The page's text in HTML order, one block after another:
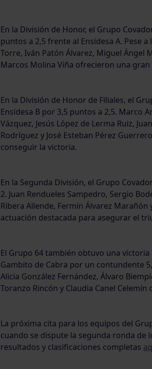
En la División de Honor, el Grupo
puntos a 2,5 frente al Ensidesa A. Pese
Torre, Iván Patón Álvarez, Miguel Ángel
Marcos Molina Viña ofrecieron una gran
En la División de Honor de Filiales, el
Ensidesa B por 3,5 puntos a 2,5. Marco
Vázquez, Jesús López de Lerma Ruiz,
Rodríguez y José Esteban Pérez
conseguir la victoria.
En la Segunda División, el Grupo
2. Juan Rendueles Sampedro, Sergio
Ribera Allende, Fermín Álvarez
actuación destacada para asegurar el
El Grupo 64 también obtuvo una
Gambito de Cabra por un contundente
Alicia González Fernández, Álvaro
Toranzo Rincón y Claudia Canel
La próxima cita para los equipos del
cuando se dispute la segunda ronda de
resultados y clasificaciones completas